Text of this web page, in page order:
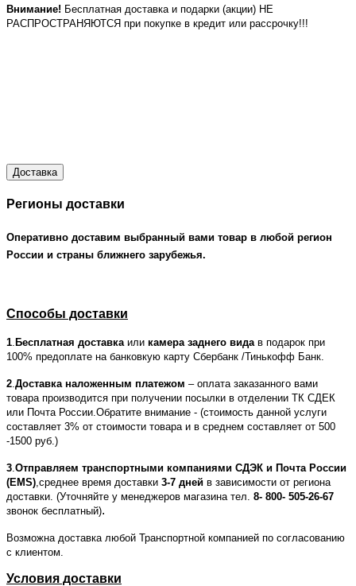
Внимание! Бесплатная доставка и подарки (акции) НЕ
РАСПРОСТРАНЯЮТСЯ при покупке в кредит или рассрочку!!!
Доставка
Регионы доставки
Оперативно доставим выбранный вами товар в любой регион
России и страны ближнего зарубежья.
Способы доставки
1 Бесплатная доставка или камера заднего вида в подарок при
100% предоплате на банковкую карту Сбербанк /Тинькофф Банк.
2 Доставка наложенным платежом – оплата заказанного вами
товара производится при получении посылки в отделении ТК СДЕК
или Почта России.Обратите внимание - (стоимость данной услуги
составляет 3% от стоимости товара и в среднем составляет от 500
-1500 руб.)
3 Отправляем транспортными компаниями СДЭК и Почта России
(EMS) ,среднее время доставки 3-7 дней в зависимости от региона
доставки. (Уточняйте у менеджеров магазина тел. 8- 800- 505-26-67
звонок бесплатный).
Возможна доставка любой Транспортной компанией по согласованию
с клиентом.
Условия доставки